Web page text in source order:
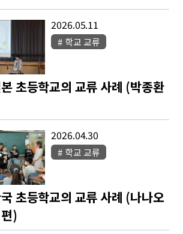
2026.05.11
학교 교류
초등학교의 교류 사례 (박종환
2026.04.30
학교 교류
초등학교의 교류 사례 (나나오
)